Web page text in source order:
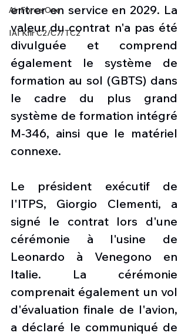
Air Force One
IAI Kfir C2/C7/TC2
entrer en service en 2029. La
valeur du contrat n'a pas été
divulguée et comprend
également le système de
formation au sol (GBTS) dans
le cadre du plus grand
système de formation intégré
M-346, ainsi que le matériel
connexe.
Le président exécutif de
l'ITPS, Giorgio Clementi, a
signé le contrat lors d'une
cérémonie à l'usine de
Leonardo à Venegono en
Italie. La cérémonie
comprenait également un vol
d'évaluation finale de l'avion,
a déclaré le communiqué de